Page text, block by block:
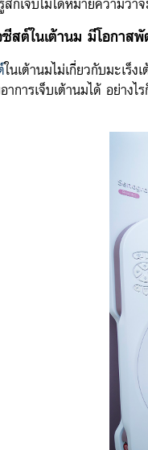
สต์ในเต้านม มีโอกาสพั
ในเต้านมไม่เกี่ยวกับมะเร็
การเจ็บเต้านมได้ อย่า